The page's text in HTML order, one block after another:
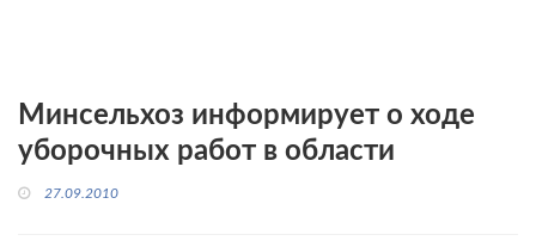
Минсельхоз информирует о ходе
уборочных работ в области
27.09.2010